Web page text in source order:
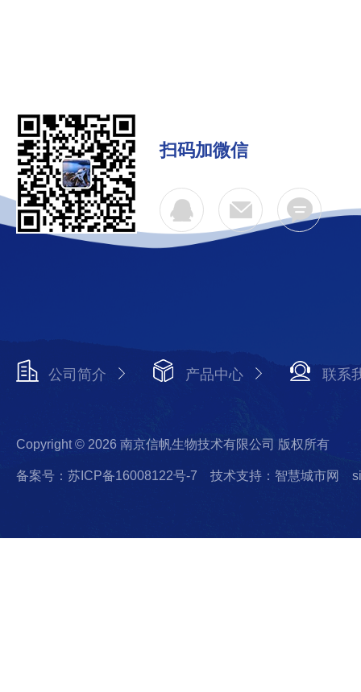
扫码加微信
公司简介 产品中心 联系
Copyright © 2026 南京信帆生物技术有限公司 版权所有
备案号：苏ICP备16008122号-7 技术支持：智慧城市网